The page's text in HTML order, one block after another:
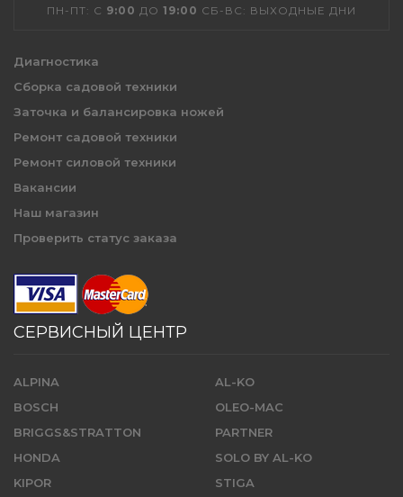
ПН-ПТ: С 9:00 ДО 19:00 СБ-ВС: ВЫХОДНЫЕ ДНИ
Диагностика
Сборка садовой техники
Заточка и балансировка ножей
Ремонт садовой техники
Ремонт силовой техники
Вакансии
Наш магазин
Проверить статус заказа
СЕРВИСНЫЙ ЦЕНТР
ALPINA
BOSCH
BRIGGS&STRATTON
HONDA
KIPOR
AL-KO
OLEO-MAC
PARTNER
SOLO BY AL-KO
STIGA